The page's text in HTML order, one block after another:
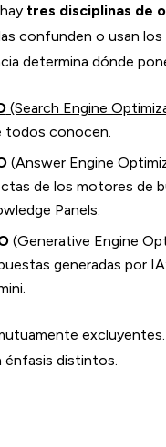
tres disciplinas de
confunden o usan
determina dónde
(Search Engine
todos conocen.
(Answer Engine
de los motores de
Panels.
(Generative Engine
generadas por
énfasis distintos.